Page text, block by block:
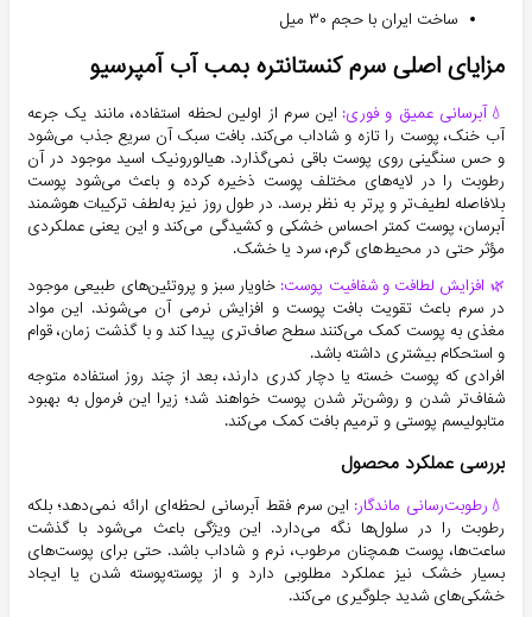
ساخت ایران با حجم ۳۰ میل
مزایای اصلی سرم کنستانتره بمب آب آمپرسیو
💧آبرسانی عمیق و فوری: این سرم از اولین لحظه استفاده، مانند یک جرعه
آب خنک، پوست را تازه و شاداب می‌کند. بافت سبک آن سریع جذب می‌شود
و حس سنگینی روی پوست باقی نمی‌گذارد. هیالورونیک اسید موجود در آن
رطوبت را در لایه‌های مختلف پوست ذخیره کرده و باعث می‌شود پوست
بلافاصله لطیف‌تر و پرتر به نظر برسد. در طول روز نیز به‌لطف ترکیبات هوشمند
آبرسان، پوست کمتر احساس خشکی و کشیدگی می‌کند و این یعنی عملکردی
مؤثر حتی در محیط‌های گرم، سرد یا خشک.
🌿 افزایش لطافت و شفافیت پوست: خاویار سبز و پروتئین‌های طبیعی موجود
در سرم باعث تقویت بافت پوست و افزایش نرمی آن می‌شوند. این مواد
مغذی به پوست کمک می‌کنند سطح صاف‌تری پیدا کند و با گذشت زمان، قوام
و استحکام بیشتری داشته باشد.
افرادی که پوست خسته یا دچار کدری دارند، بعد از چند روز استفاده متوجه
شفاف‌تر شدن و روشن‌تر شدن پوست خواهند شد؛ زیرا این فرمول به بهبود
متابولیسم پوستی و ترمیم بافت کمک می‌کند.
بررسی عملکرد محصول
💧رطوبت‌رسانی ماندگار: این سرم فقط آبرسانی لحظه‌ای ارائه نمی‌دهد؛ بلکه
رطوبت را در سلول‌ها نگه می‌دارد. این ویژگی باعث می‌شود با گذشت
ساعت‌ها، پوست همچنان مرطوب، نرم و شاداب باشد. حتی برای پوست‌های
بسیار خشک نیز عملکرد مطلوبی دارد و از پوسته‌پوسته شدن یا ایجاد
خشکی‌های شدید جلوگیری می‌کند.